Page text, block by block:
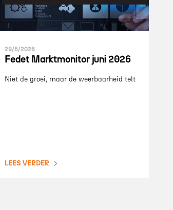
29/6/2026
Fedet Marktmonitor juni 2026
Niet de groei, maar de weerbaarheid telt
LEES VERDER